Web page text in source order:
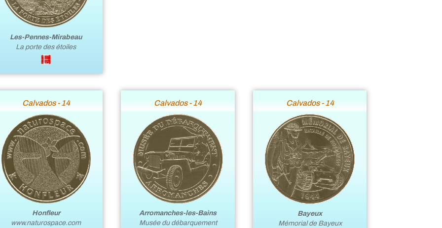
Les-Pennes-Mirabeau
La porte des étoiles
Calvados - 14
Honfleur
www.naturospace.com
Calvados - 14
Arromanches-les-Bains
Musée du débarquement
Calvados - 14
Bayeux
Mémorial de Bayeux